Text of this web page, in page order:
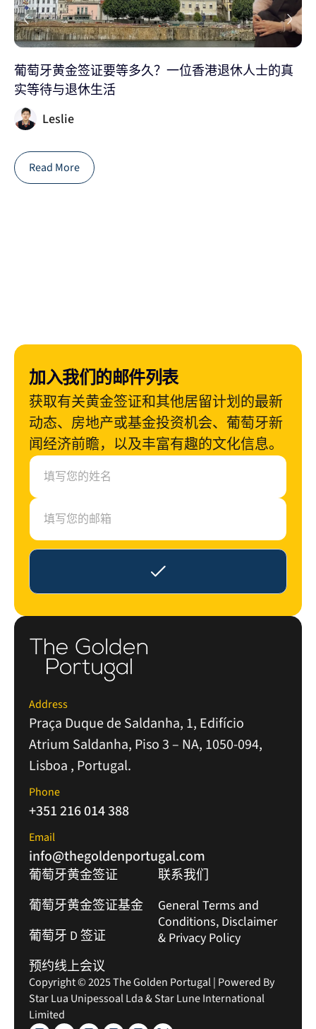
葡萄牙黄金签证要等多久？一位香港退休人士的真
实等待与退休生活
Leslie
Read More
加入我们的邮件列表
获取有关黄金签证和其他居留计划的最新
动态、房地产或基金投资机会、葡萄牙新
闻经济前瞻，以及丰富有趣的文化信息。
N
m
e
E
a
l
Address
Praça Duque de Saldanha, 1, Edifício
Atrium Saldanha, Piso 3 – NA, 1050-094,
Lisboa , Portugal.
Phone
+351 216 014 388
Email
info@thegoldenportugal.com
葡萄牙黄金签证
葡萄牙黄金签证基金
葡萄牙 D 签证
预约线上会议
联系我们
General Terms and
Conditions, Disclaimer
& Privacy Policy
Copyright © 2025 The Golden Portugal | Powered By
Star Lua Unipessoal Lda & Star Lune International
Limited